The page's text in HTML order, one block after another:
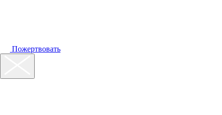
Пожертвовать